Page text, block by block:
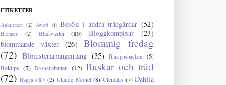
ETIKETTER
Auktioner (2) Award (1) Besök i andra trädgårdar (52)
Bienner (2) Bladväxter (10) Bloggkompisar
(23)
blommande växter
(26)
Blommig fredag
(72) Blomsterarrangemang (35) Blåsippsbacken (5)
Boktips (7) Bronsrabatten (12) Buskar och träd
(72) Bygga själv (2) Claude Monet (8) Clematis (7) Dahlia